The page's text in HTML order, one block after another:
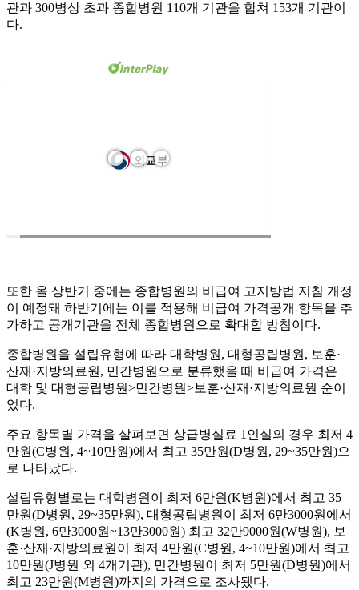
관과 300병상 초과 종합병원 110개 기관을 합쳐 153개 기관이
다.
또한 올 상반기 중에는 종합병원의 비급여 고지방법 지침 개정
이 예정돼 하반기에는 이를 적용해 비급여 가격공개 항목을 추
가하고 공개기관을 전체 종합병원으로 확대할 방침이다.
종합병원을 설립유형에 따라 대학병원, 대형공립병원, 보훈·
산재·지방의료원, 민간병원으로 분류했을 때 비급여 가격은
대학 및 대형공립병원>민간병원>보훈·산재·지방의료원 순이
었다.
주요 항목별 가격을 살펴보면 상급병실료 1인실의 경우 최저 4
만원(C병원, 4~10만원)에서 최고 35만원(D병원, 29~35만원)으
로 나타났다.
설립유형별로는 대학병원이 최저 6만원(K병원)에서 최고 35
만원(D병원, 29~35만원), 대형공립병원이 최저 6만3000원에서
(K병원, 6만3000원~13만3000원) 최고 32만9000원(W병원), 보
훈·산재·지방의료원이 최저 4만원(C병원, 4~10만원)에서 최고
10만원(J병원 외 4개기관), 민간병원이 최저 5만원(D병원)에서
최고 23만원(M병원)까지의 가격으로 조사됐다.